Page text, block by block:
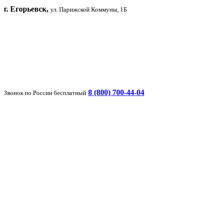
г. Егорьевск, ул. Парижской Коммуны, 1Б
Звонок по России бесплатный 8 (800) 700-44-04